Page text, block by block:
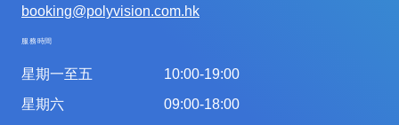
booking@polyvision.com.hk
服務時間
星期一至五
星期六
10:00-19:00
09:00-18:00